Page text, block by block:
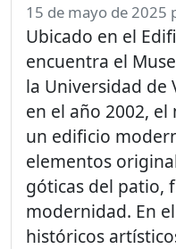
15 de mayo de 2025
Ubicado en el
encuentra el
la Universidad
en el año 2002,
un edificio
elementos
góticas del patio,
modernidad. En
históricos